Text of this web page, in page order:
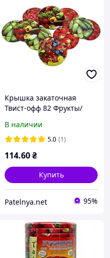
Крышка закаточная
Твист-офф 82 Фрукты/
В наличии
5.0 (1)
114.60₴
Купить
Patelnya.net 95%